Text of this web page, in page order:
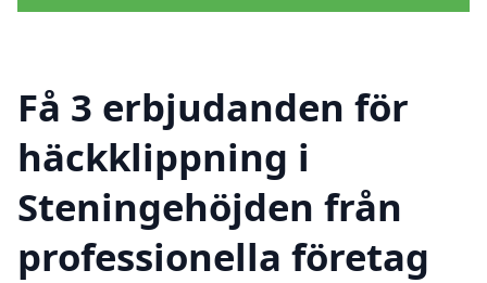
Få 3 erbjudanden för
häckklippning i
Steningehöjden från
professionella företag